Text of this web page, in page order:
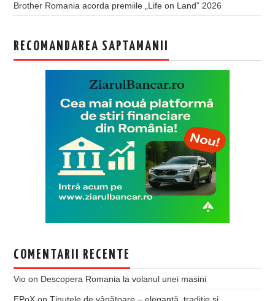
Brother Romania acorda premiile „Life on Land” 2026
RECOMANDAREA SAPTAMANII
COMENTARII RECENTE
Vio on Descopera Romania la volanul unei masini